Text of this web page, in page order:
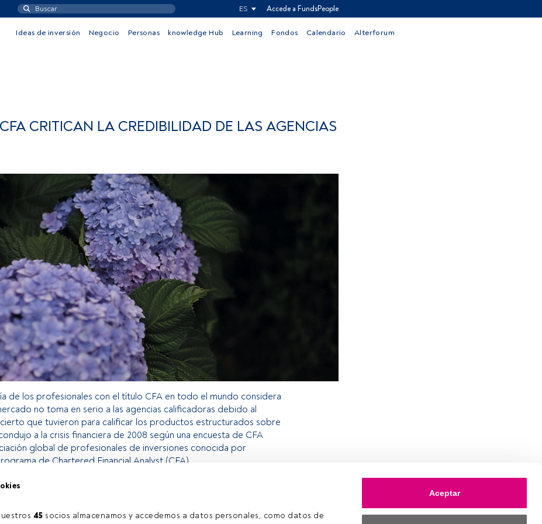
45 socios almacenamos y accedemos a datos personales, como datos de
Aceptar
ES Accede a FundsPeople
Ideas de inversión Negocio Personas knowledge Hub Learning Fondos Calendario Alterforum
CRITICAN LA CREDIBILIDAD DE LAS AGENCIAS
de los profesionales con el título CFA en todo el mundo considera
no toma en serio a las agencias calificadoras debido al
que tuvieron para calificar los productos estructurados sobre
a la crisis financiera de 2008 según una encuesta de CFA
global de profesionales de inversiones conocida por
de Chartered Financial Analyst (CFA).
accede desde el botón Login. Si aún no tienes cuenta, te